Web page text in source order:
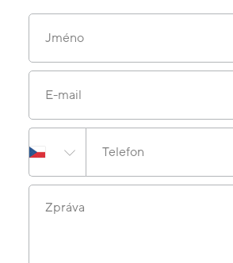
Jméno
E-mail
Telefon
Zpráva